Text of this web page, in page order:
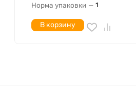
Норма упаковки — 1
В корзину